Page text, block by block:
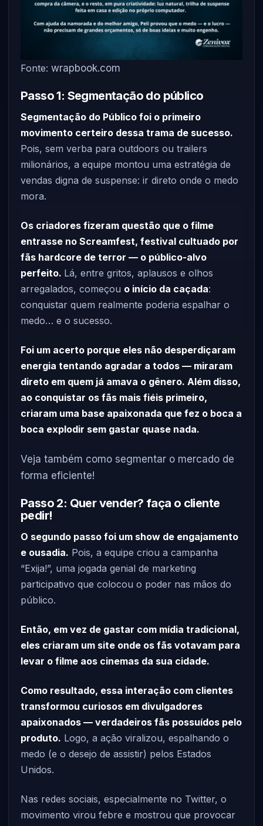
Fonte: wrapbook.com
Passo 1: Segmentação do público
Segmentação do Público foi o primeiro
movimento certeiro dessa trama de sucesso.
Pois, sem verba para outdoors ou trailers
milionários, a equipe montou uma estratégia de
vendas digna de suspense: ir direto onde o medo
mora.
Os criadores fizeram questão que o filme
entrasse no Screamfest, festival cultuado por
fãs hardcore de terror — o público-alvo
perfeito. Lá, entre gritos, aplausos e olhos
arregalados, começou o início da caçada:
conquistar quem realmente poderia espalhar o
medo… e o sucesso.
Foi um acerto porque eles não desperdiçaram
energia tentando agradar a todos — miraram
direto em quem já amava o gênero. Além disso,
ao conquistar os fãs mais fiéis primeiro,
criaram uma base apaixonada que fez o boca a
boca explodir sem gastar quase nada.
Veja também como segmentar o mercado de
forma eficiente!
Passo 2: Quer vender? faça o cliente
pedir!
O segundo passo foi um show de engajamento
e ousadia. Pois, a equipe criou a campanha
“Exija!”, uma jogada genial de marketing
participativo que colocou o poder nas mãos do
público.
Então, em vez de gastar com mídia tradicional,
eles criaram um site onde os fãs votavam para
levar o filme aos cinemas da sua cidade.
Como resultado, essa interação com clientes
transformou curiosos em divulgadores
apaixonados — verdadeiros fãs possuídos pelo
produto. Logo, a ação viralizou, espalhando o
medo (e o desejo de assistir) pelos Estados
Unidos.
Nas redes sociais, especialmente no Twitter, o
movimento virou febre e mostrou que provocar